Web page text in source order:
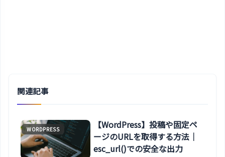
関連記事
WORDPRESS
【WordPress】投稿や固定ペ
ージのURLを取得する方法｜
esc_url()での安全な出力